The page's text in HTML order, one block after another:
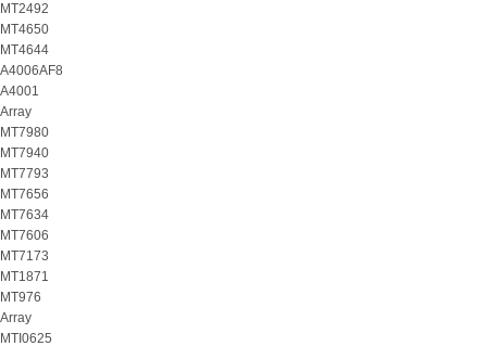
MT2492
MT4650
MT4644
A4006AF8
A4001
Array
MT7980
MT7940
MT7793
MT7656
MT7634
MT7606
MT7173
MT1871
MT976
Array
MTI0625